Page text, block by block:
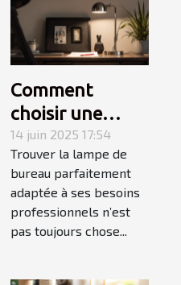
Comment
choisir une
lampe de
bureau adaptée
à votre style de
travail
14 juin 2025 17:54
Trouver la lampe de
bureau parfaitement
adaptée à ses besoins
professionnels n’est
pas toujours chose...